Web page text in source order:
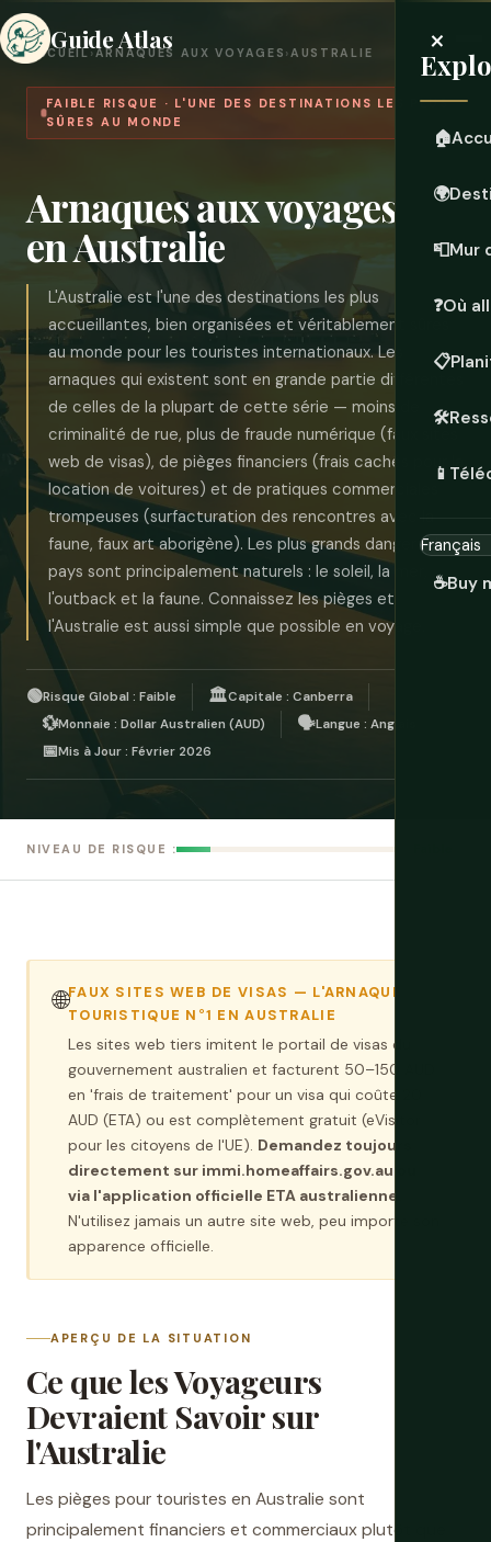
Guide Atlas ×
🏠
🌍
📮Mur
❓Où
📋
🛠️
📱
☕Buy
ACCUEIL›ARNAQUES AUX VOYAGES ›AUSTRALIE
FAIBLE RISQUE · L'UNE DES DESTINATIONS LES PLUS
SÛRES AU MONDE
Arnaques aux voyages
en Australie
L'Australie est l'une des destinations les plus
accueillantes, bien organisées et véritablement sûres
au monde pour les touristes internationaux. Les
arnaques qui existent sont en grande partie différentes
de celles de la plupart de cette série — moins de
criminalité de rue, plus de fraude numérique (faux sites
web de visas), de pièges financiers (frais cachés pour la
location de voitures) et de pratiques commerciales
trompeuses (surfacturation des rencontres avec la
faune, faux art aborigène). Les plus grands dangers du
pays sont principalement naturels : le soleil, la mer,
l'outback et la faune. Connaissez les pièges et
l'Australie est aussi simple que possible en voyage.
🟢Risque Global : Faible 🏛️Capitale : Canberra
💱Monnaie : Dollar Australien (AUD) 🗣️Langue : Anglais
📅Mis à Jour : Février 2026
NIVEAU DE RISQUE :
🌐FAUX SITES WEB DE VISAS — L'ARNAQUE
TOURISTIQUE N°1 EN AUSTRALIE
Les sites web tiers imitent le portail de visas du
gouvernement australien et facturent 50–150 AUD
en 'frais de traitement' pour un visa qui coûte 20
AUD (ETA) ou est complètement gratuit (eVisitor
pour les citoyens de l'UE). Demandez toujours
directement sur immi.homeaffairs.gov.au ou
via l'application officielle ETA australienne.
N'utilisez jamais un autre site web, peu importe son
apparence officielle.
APERÇU DE LA SITUATION
Ce que les Voyageurs
Devraient Savoir sur
l'Australie
Les pièges pour touristes en Australie sont
principalement financiers et commerciaux plutôt que